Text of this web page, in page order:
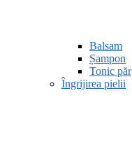
Balsam
Șampon
Tonic păr
Îngrijirea pielii